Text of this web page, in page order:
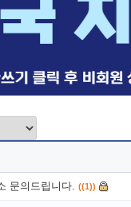
문의드립니다. ((1))